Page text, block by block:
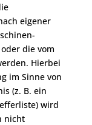
eigener
die vom
Hierbei
im Sinne von
(z. B. ein
wird
nicht